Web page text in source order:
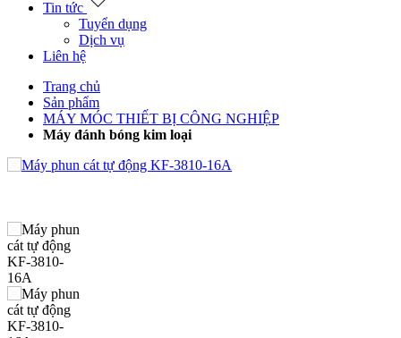
Tin tức
Tuyển dụng
Dịch vụ
Liên hệ
Trang chủ
Sản phẩm
MÁY MÓC THIẾT BỊ CÔNG NGHIỆP
Máy đánh bóng kim loại